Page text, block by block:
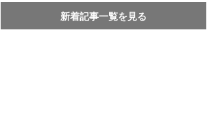
新着記事一覧を見る